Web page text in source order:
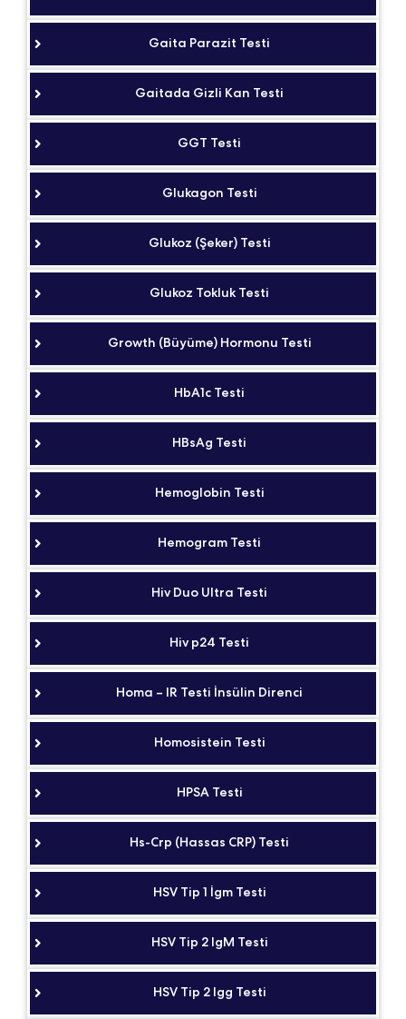
Gaita Parazit Testi
Gaitada Gizli Kan Testi
GGT Testi
Glukagon Testi
Glukoz (Şeker) Testi
Glukoz Tokluk Testi
Growth (Büyüme) Hormonu Testi
HbA1c Testi
HBsAg Testi
Hemoglobin Testi
Hemogram Testi
Hiv Duo Ultra Testi
Hiv p24 Testi
Homa – IR Testi İnsülin Direnci
Homosistein Testi
HPSA Testi
Hs-Crp (Hassas CRP) Testi
HSV Tip 1 İgm Testi
HSV Tip 2 IgM Testi
HSV Tip 2 Igg Testi